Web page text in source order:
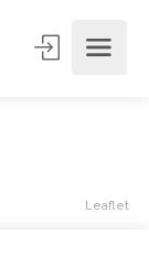
Leaflet